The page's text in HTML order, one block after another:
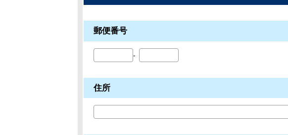
郵便番号
住所